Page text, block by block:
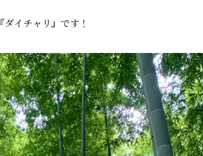
『ダイチャリ』です！